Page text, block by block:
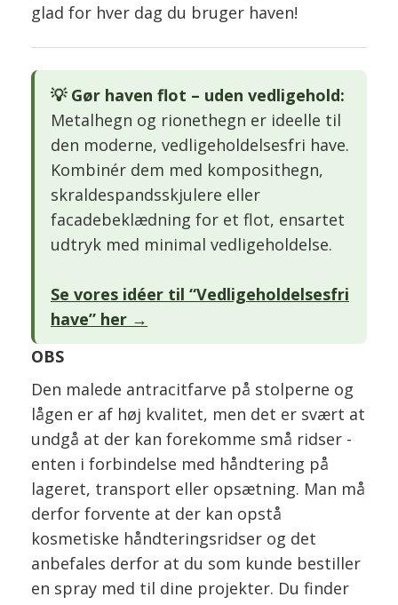
glad for hver dag du bruger haven!
💡 Gør haven flot – uden vedligehold:
Metalhegn og rionethegn er ideelle til
den moderne, vedligeholdelsesfri have.
Kombinér dem med komposithegn,
skraldespandsskjulere eller
facadebeklædning for et flot, ensartet
udtryk med minimal vedligeholdelse.
Se vores idéer til “Vedligeholdelsesfri
have” her →
OBS
Den malede antracitfarve på stolperne og
lågen er af høj kvalitet, men det er svært at
undgå at der kan forekomme små ridser -
enten i forbindelse med håndtering på
lageret, transport eller opsætning. Man må
derfor forvente at der kan opstå
kosmetiske håndteringsridser og det
anbefales derfor at du som kunde bestiller
en spray med til dine projekter. Du finder